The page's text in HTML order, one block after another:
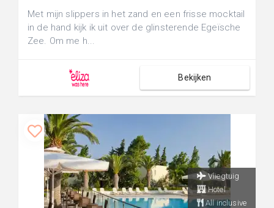
Met mijn slippers in het zand en een frisse mocktail
in de hand kijk ik uit over de glinsterende Egeïsche
Zee. Om me h...
Bekijken
Vliegtuig
Hotel
All inclusive